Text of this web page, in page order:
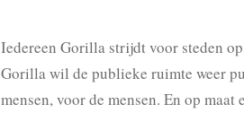
Iedereen Gorilla strijdt voor steden
Gorilla wil de publieke ruimte weer
mensen, voor de mensen. En op maat